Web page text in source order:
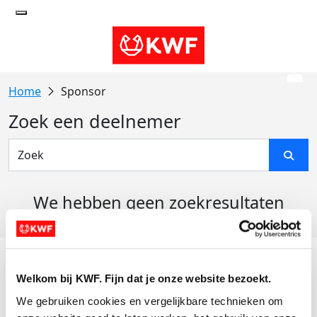
Welkom bij KWF. Fijn dat je onze website bezoekt.
We gebruiken cookies en vergelijkbare technieken om
Sponsor
Zoek een deelnemer
We hebben geen zoekresultaten
Actiematerialen
Evenementen